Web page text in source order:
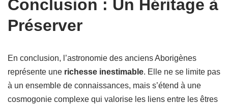
Conclusion : Un Héritage à
Préserver
En conclusion, l’astronomie des anciens Aborigènes
représente une richesse inestimable. Elle ne se limite pas
à un ensemble de connaissances, mais s’étend à une
cosmogonie complexe qui valorise les liens entre les êtres